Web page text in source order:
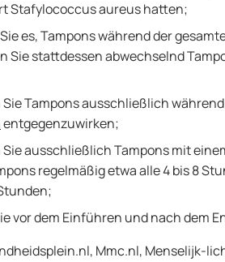
Stafylococcus aureus hatten;
es, Tampons während der
Sie stattdessen abwechselnd
Sie Tampons ausschließlich
entgegenzuwirken;
ausschließlich Tampons mit
regelmäßig etwa alle 4 bis 8
vor dem Einführen und nach dem
Mmc.nl, Menselijk-